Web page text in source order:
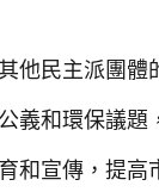
他民主派團體
義和環保議題
和宣傳，提高